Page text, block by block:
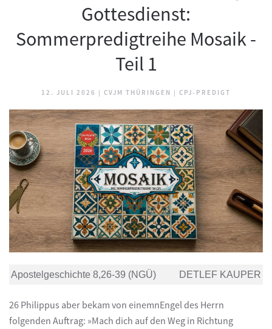
Gottesdienst:
Sommerpredigtreihe Mosaik -
Teil 1
12. JULI 2026 | CVJM THÜRINGEN | CPJ-PREDIGT
Apostelgeschichte 8,26-39 (NGÜ) DETLEF KAUPER
26 Philippus aber bekam von einemnEngel des Herrn
folgenden Auftrag: »Mach dich auf den Weg in Richtung